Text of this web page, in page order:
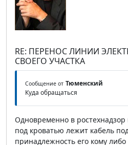
RE: ПЕРЕНОС ЛИНИИ
СВОЕГО УЧАСТКА
Сообщение от Тюменский
Куда обращаться
Одновременно в ростехнадзор
под кроватью лежит кабель
принадлежность его кому